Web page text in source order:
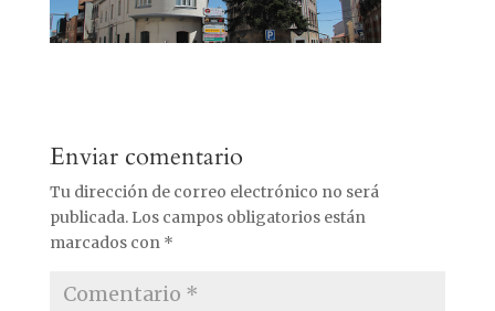
Enviar comentario
Tu dirección de correo electrónico no será
publicada. Los campos obligatorios están
marcados con *